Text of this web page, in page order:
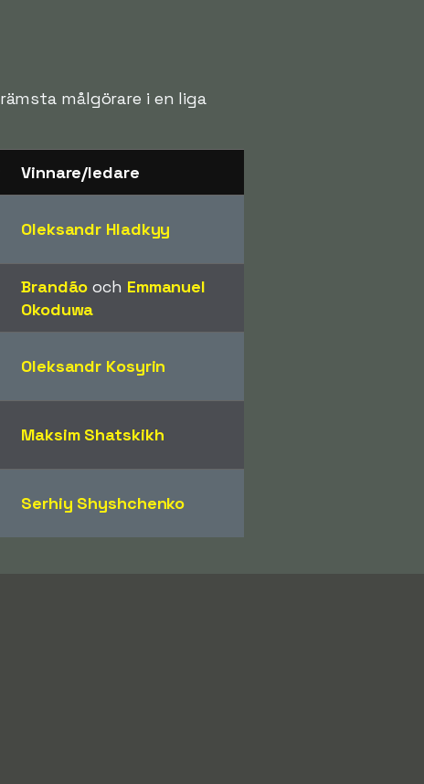
målgörare i en liga
Vinnare/ledare
Oleksandr Hladkyy
Brandão och Emmanuel
Okoduwa
Oleksandr Kosyrin
Maksim Shatskikh
Serhiy Shyshchenko